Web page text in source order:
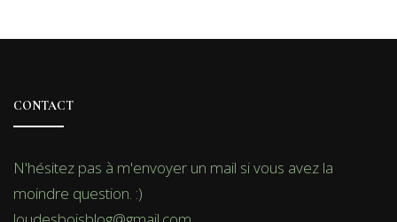
CONTACT
N'hésitez pas à m'envoyer un mail si vous avez la
moindre question. :)